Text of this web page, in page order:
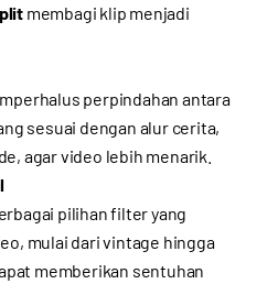
membagi klip menjadi
perpindahan antara
sesuai dengan alur cerita,
agar video lebih menarik.
pilihan filter yang
mulai dari vintage hingga
memberikan sentuhan